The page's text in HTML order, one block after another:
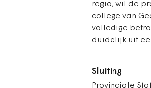
regio, wil de
college van
volledige
duidelijk uit
Sluiting
Provinciale